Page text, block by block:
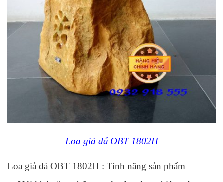
Loa giả đá OBT 1802H
Loa giả đá OBT 1802H : Tính năng sản phẩm